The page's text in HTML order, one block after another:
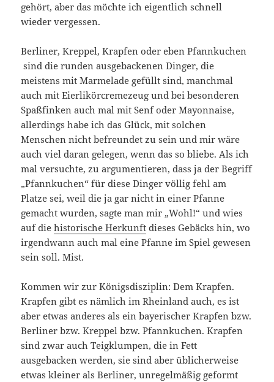
gehört, aber das möchte ich eigentlich schnell
wieder vergessen.
Berliner, Kreppel, Krapfen oder eben Pfannkuchen
sind die runden ausgebackenen Dinger, die
meistens mit Marmelade gefüllt sind, manchmal
auch mit Eierlikörcremezeug und bei besonderen
Spaßfinken auch mal mit Senf oder Mayonnaise,
allerdings habe ich das Glück, mit solchen
Menschen nicht befreundet zu sein und mir wäre
auch viel daran gelegen, wenn das so bliebe. Als ich
mal versuchte, zu argumentieren, dass ja der Begriff
„Pfannkuchen“ für diese Dinger völlig fehl am
Platze sei, weil die ja gar nicht in einer Pfanne
gemacht wurden, sagte man mir „Wohl!“ und wies
auf diehistorische Herkunft dieses Gebäcks hin, wo
irgendwann auch mal eine Pfanne im Spiel gewesen
sein soll. Mist.
Kommen wir zur Königsdisziplin: Dem Krapfen.
Krapfen gibt es nämlich im Rheinland auch, es ist
aber etwas anderes als ein bayerischer Krapfen bzw.
Berliner bzw. Kreppel bzw. Pfannkuchen. Krapfen
sind zwar auch Teigklumpen, die in Fett
ausgebacken werden, sie sind aber üblicherweise
etwas kleiner als Berliner, unregelmäßig geformt